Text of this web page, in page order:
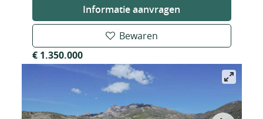
Informatie aanvragen
Bewaren
€ 1.350.000